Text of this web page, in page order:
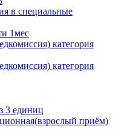
в специальные
1мес
категория
категория
3 единиц
приём)